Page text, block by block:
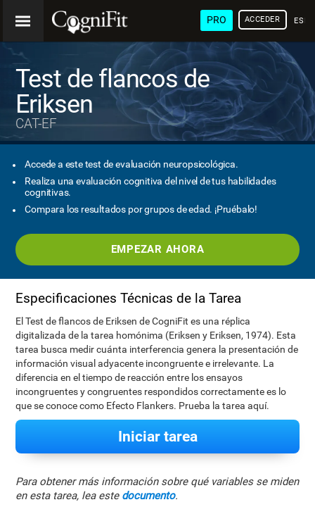
PRO ACCEDER
Test de flancos de
Eriksen
CAT-EF
Accede a este test de evaluación neuropsicológica.
Realiza una evaluación cognitiva del nivel de tus habilidades
cognitivas.
Compara los resultados por grupos de edad. ¡Pruébalo!
EMPEZAR AHORA
Especificaciones Técnicas de la Tarea
El Test de flancos de Eriksen de CogniFit es una réplica
digitalizada de la tarea homónima (Eriksen y Eriksen, 1974). Esta
tarea busca medir cuánta interferencia genera la presentación de
información visual adyacente incongruente e irrelevante. La
diferencia en el tiempo de reacción entre los ensayos
incongruentes y congruentes respondidos correctamente es lo
que se conoce como Efecto Flankers. Prueba la tarea aquí.
Iniciar tarea
Para obtener más información sobre qué variables se miden
en esta tarea, lea este documento.